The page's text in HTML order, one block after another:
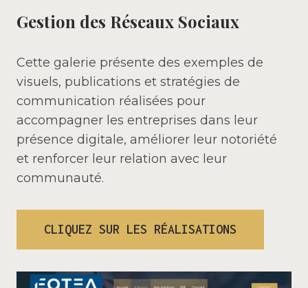
Gestion des Réseaux Sociaux
Cette galerie présente des exemples de
visuels, publications et stratégies de
communication réalisées pour
accompagner les entreprises dans leur
présence digitale, améliorer leur notoriété
et renforcer leur relation avec leur
communauté.
CLIQUEZ SUR LES RÉALISATIONS